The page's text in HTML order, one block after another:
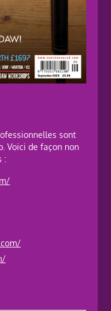
sont
Voici de façon non
: